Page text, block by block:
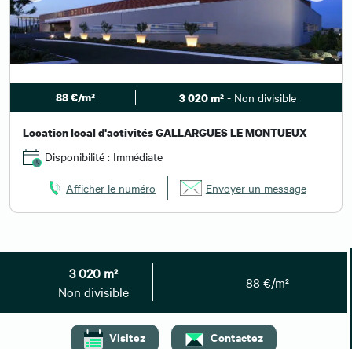
3 020 m²
Non divisible
88 €/m²
Visitez Contactez
88 €/m² 3 020 m²- Non divisible
Location local d'activités GALLARGUES LE MONTUEUX
Disponibilité : Immédiate
Afficher le numéro Envoyer un message
Besoin de plus d'informations ?
Contactez-nous
Vous pouvez également nous
01 59 30 08 67